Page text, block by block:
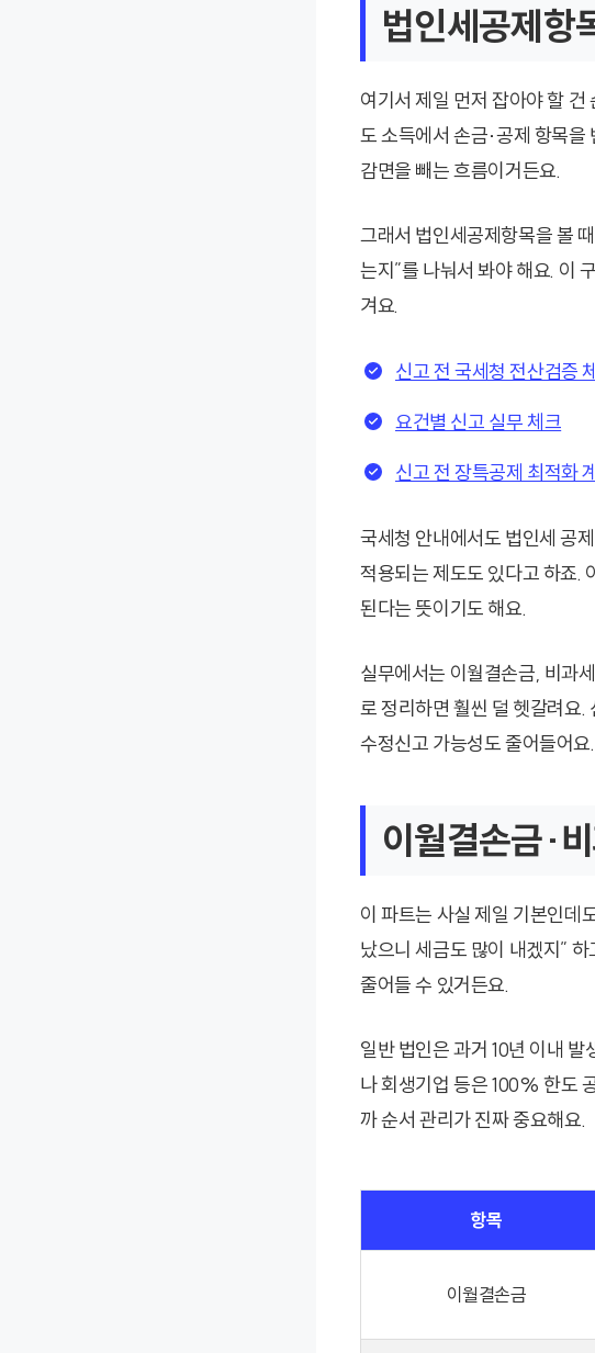
법인세공제항
여기서 제일 먼저 잡아야 할
도 소득에서 손금·공제 항목
감면을 빼는 흐름이거든요.
그래서 법인세공제항목을 볼
는지”를 나눠서 봐야 해요. 이
겨요.
신고 전 국세청 전산검증
요건별 신고 실무 체크
신고 전 장특공제 최적화
국세청 안내에서도 법인세 공
적용되는 제도도 있다고 하죠.
된다는 뜻이기도 해요.
실무에서는 이월결손금, 비과
로 정리하면 훨씬 덜 헷갈려요.
수정신고 가능성도 줄어들어요.
이월결손금·
이 파트는 사실 제일 기본인데
났으니 세금도 많이 내겠지”
줄어들 수 있거든요.
일반 법인은 과거 10년 이내
나 회생기업 등은 100% 한도
까 순서 관리가 진짜 중요해요.
항목
이월결손금